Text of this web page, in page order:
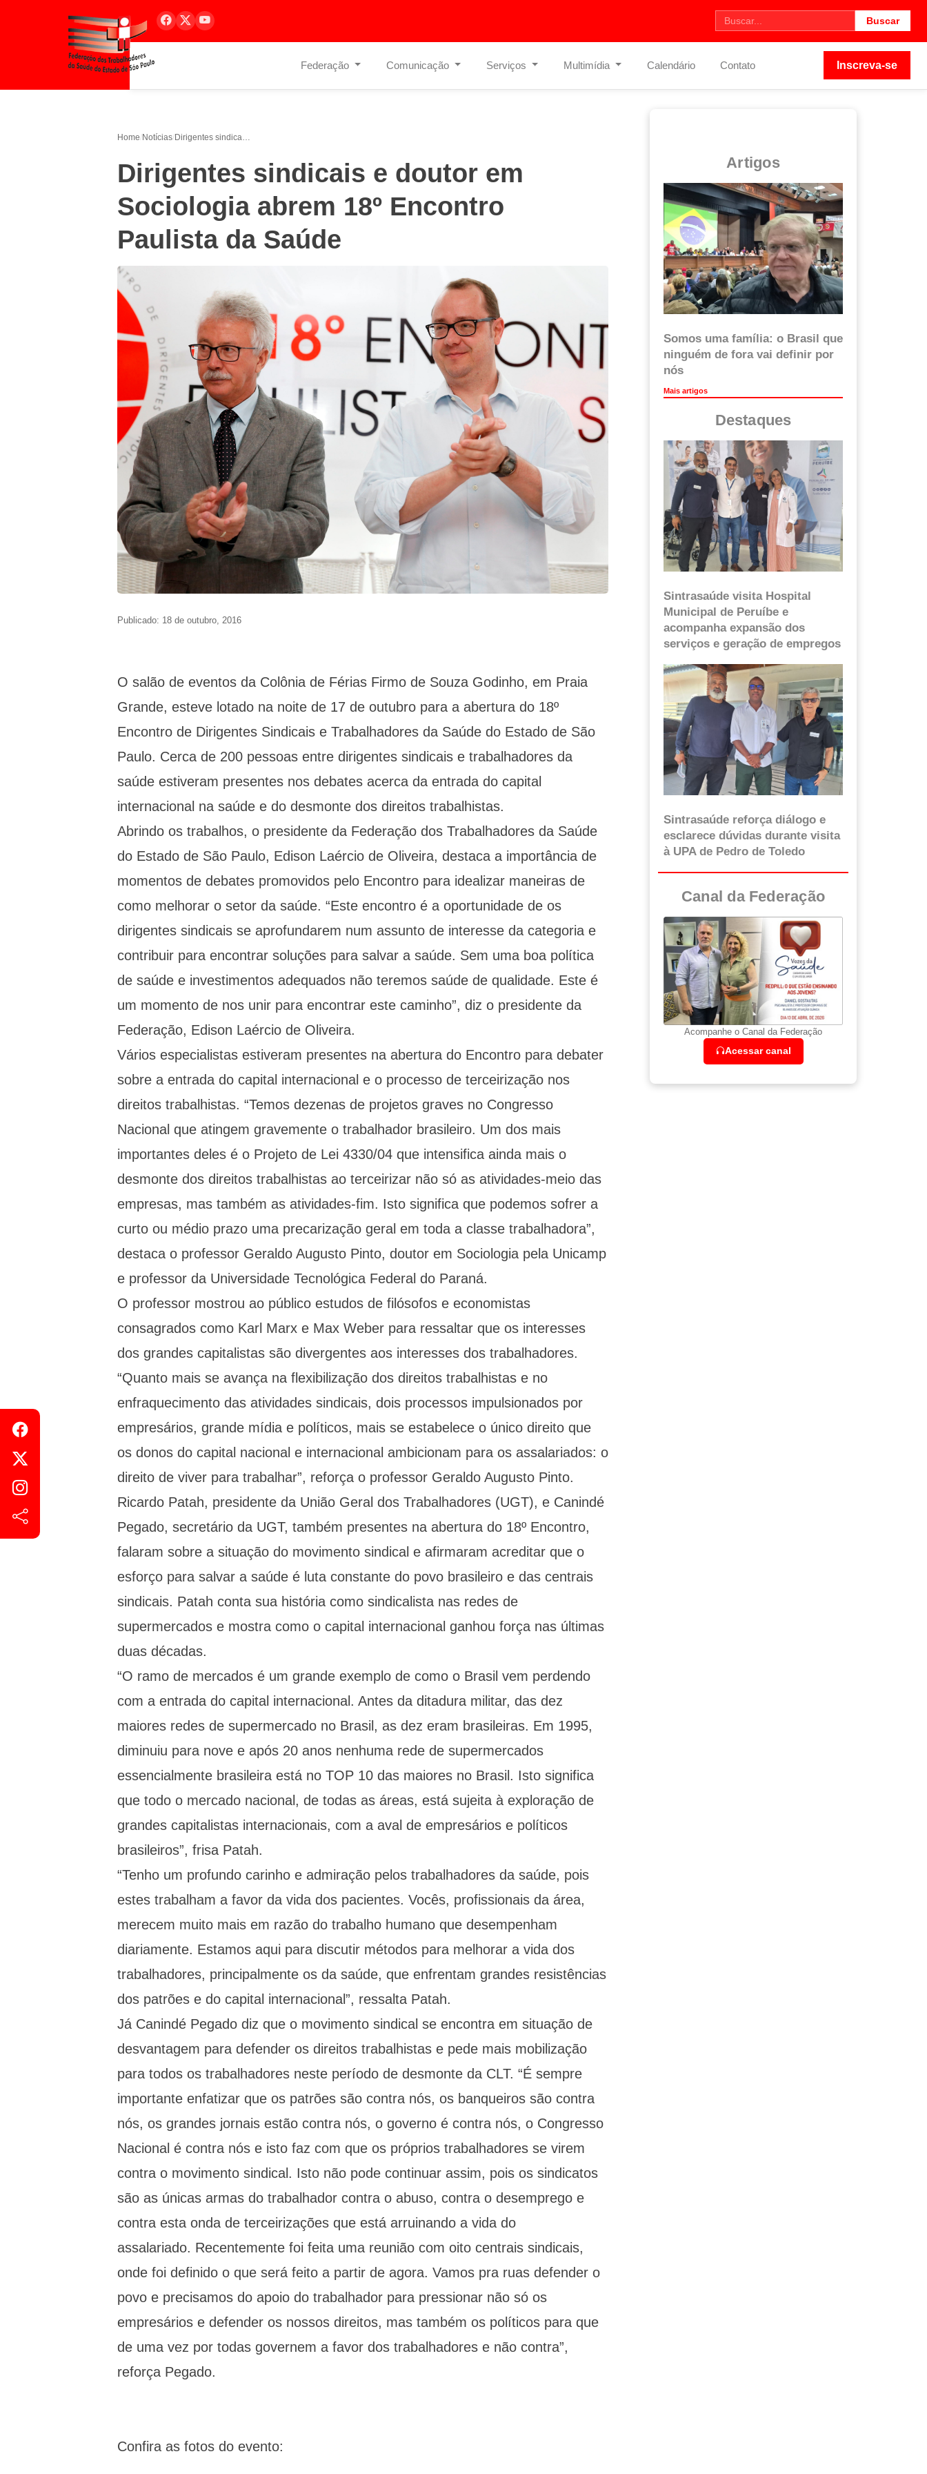
Buscar
Federação Comunicação Serviços Multimídia Calendário Contato Inscreva-se
Home/Notícias/ Dirigentes sindicais e doutor em Sociologia abrem 18º Encontro Paulista da Saúde
Dirigentes sindicais e doutor em
Sociologia abrem 18º Encontro
Paulista da Saúde
Publicado: 18 de outubro, 2016
O salão de eventos da Colônia de Férias Firmo de Souza Godinho, em Praia
Grande, esteve lotado na noite de 17 de outubro para a abertura do 18º
Encontro de Dirigentes Sindicais e Trabalhadores da Saúde do Estado de São
Paulo. Cerca de 200 pessoas entre dirigentes sindicais e trabalhadores da
saúde estiveram presentes nos debates acerca da entrada do capital
internacional na saúde e do desmonte dos direitos trabalhistas.
Abrindo os trabalhos, o presidente da Federação dos Trabalhadores da Saúde
do Estado de São Paulo, Edison Laércio de Oliveira, destaca a importância de
momentos de debates promovidos pelo Encontro para idealizar maneiras de
como melhorar o setor da saúde. “Este encontro é a oportunidade de os
dirigentes sindicais se aprofundarem num assunto de interesse da categoria e
contribuir para encontrar soluções para salvar a saúde. Sem uma boa política
de saúde e investimentos adequados não teremos saúde de qualidade. Este é
um momento de nos unir para encontrar este caminho”, diz o presidente da
Federação, Edison Laércio de Oliveira.
Vários especialistas estiveram presentes na abertura do Encontro para debater
sobre a entrada do capital internacional e o processo de terceirização nos
direitos trabalhistas. “Temos dezenas de projetos graves no Congresso
Nacional que atingem gravemente o trabalhador brasileiro. Um dos mais
importantes deles é o Projeto de Lei 4330/04 que intensifica ainda mais o
desmonte dos direitos trabalhistas ao terceirizar não só as atividades-meio das
empresas, mas também as atividades-fim. Isto significa que podemos sofrer a
curto ou médio prazo uma precarização geral em toda a classe trabalhadora”,
destaca o professor Geraldo Augusto Pinto, doutor em Sociologia pela Unicamp
e professor da Universidade Tecnológica Federal do Paraná.
O professor mostrou ao público estudos de filósofos e economistas
consagrados como Karl Marx e Max Weber para ressaltar que os interesses
dos grandes capitalistas são divergentes aos interesses dos trabalhadores.
“Quanto mais se avança na flexibilização dos direitos trabalhistas e no
enfraquecimento das atividades sindicais, dois processos impulsionados por
empresários, grande mídia e políticos, mais se estabelece o único direito que
os donos do capital nacional e internacional ambicionam para os assalariados: o
direito de viver para trabalhar”, reforça o professor Geraldo Augusto Pinto.
Ricardo Patah, presidente da União Geral dos Trabalhadores (UGT), e Canindé
Pegado, secretário da UGT, também presentes na abertura do 18º Encontro,
falaram sobre a situação do movimento sindical e afirmaram acreditar que o
esforço para salvar a saúde é luta constante do povo brasileiro e das centrais
sindicais. Patah conta sua história como sindicalista nas redes de
supermercados e mostra como o capital internacional ganhou força nas últimas
duas décadas.
“O ramo de mercados é um grande exemplo de como o Brasil vem perdendo
com a entrada do capital internacional. Antes da ditadura militar, das dez
maiores redes de supermercado no Brasil, as dez eram brasileiras. Em 1995,
diminuiu para nove e após 20 anos nenhuma rede de supermercados
essencialmente brasileira está no TOP 10 das maiores no Brasil. Isto significa
que todo o mercado nacional, de todas as áreas, está sujeita à exploração de
grandes capitalistas internacionais, com a aval de empresários e políticos
brasileiros”, frisa Patah.
“Tenho um profundo carinho e admiração pelos trabalhadores da saúde, pois
estes trabalham a favor da vida dos pacientes. Vocês, profissionais da área,
merecem muito mais em razão do trabalho humano que desempenham
diariamente. Estamos aqui para discutir métodos para melhorar a vida dos
trabalhadores, principalmente os da saúde, que enfrentam grandes resistências
dos patrões e do capital internacional”, ressalta Patah.
Já Canindé Pegado diz que o movimento sindical se encontra em situação de
desvantagem para defender os direitos trabalhistas e pede mais mobilização
para todos os trabalhadores neste período de desmonte da CLT. “É sempre
importante enfatizar que os patrões são contra nós, os banqueiros são contra
nós, os grandes jornais estão contra nós, o governo é contra nós, o Congresso
Nacional é contra nós e isto faz com que os próprios trabalhadores se virem
contra o movimento sindical. Isto não pode continuar assim, pois os sindicatos
são as únicas armas do trabalhador contra o abuso, contra o desemprego e
contra esta onda de terceirizações que está arruinando a vida do
assalariado. Recentemente foi feita uma reunião com oito centrais sindicais,
onde foi definido o que será feito a partir de agora. Vamos pra ruas defender o
povo e precisamos do apoio do trabalhador para pressionar não só os
empresários e defender os nossos direitos, mas também os políticos para que
de uma vez por todas governem a favor dos trabalhadores e não contra”,
reforça Pegado.
Confira as fotos do evento:
Artigos
Somos uma família: o Brasil que
ninguém de fora vai definir por
nós
Mais artigos
Destaques
Sintrasaúde visita Hospital
Municipal de Peruíbe e
acompanha expansão dos
serviços e geração de empregos
Sintrasaúde reforça diálogo e
esclarece dúvidas durante visita
à UPA de Pedro de Toledo
Canal da Federação
Acompanhe o Canal da Federação
Acessar canal